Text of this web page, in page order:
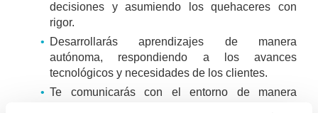
decisiones y asumiendo los quehaceres con
rigor.
Desarrollarás aprendizajes de manera
autónoma, respondiendo a los avances
tecnológicos y necesidades de los clientes.
Te comunicarás con el entorno de manera